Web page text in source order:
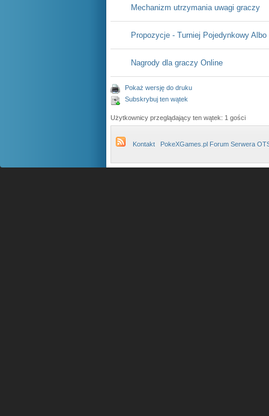
Mechanizm utrzymania uwagi graczy
Propozycje - Turniej Pojedynkowy
Nagrody dla graczy Online
Pokaż wersję do druku
Subskrybuj ten wątek
Użytkownicy przeglądający ten wątek: 1 gości
Kontakt PokeXGames.pl Forum Serwera